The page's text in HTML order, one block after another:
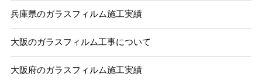
兵庫県のガラスフィルム施工実績
大阪のガラスフィルム工事について
大阪府のガラスフィルム施工実績